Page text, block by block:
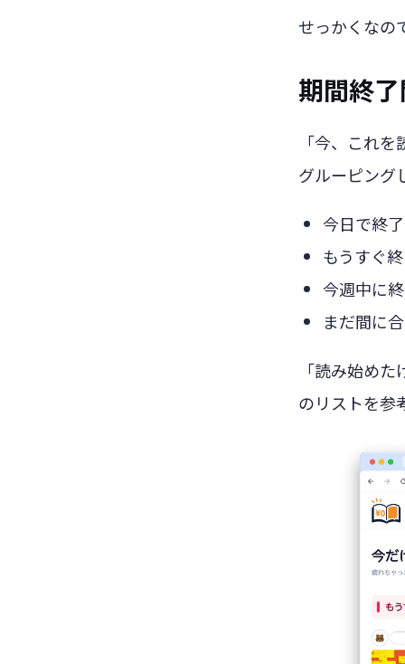
せっかくなの
期間終
「今、これ
グルーピング
今日で終了
もうすぐ
今週中に
まだ間に
「読み始め
のリストを参